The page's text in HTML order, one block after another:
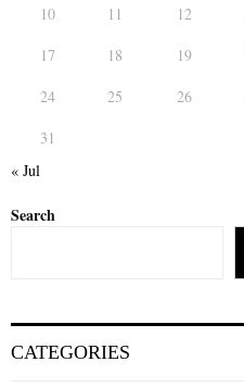
10
11 12
17
18 19
24
25 26
31
« Jul
Search
CATEGORIES